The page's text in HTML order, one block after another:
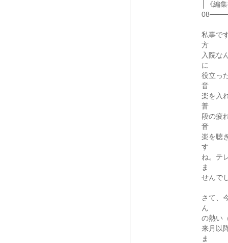
│《編
私事で
方
入院な
に
役立っ
音
楽を入
普
段の疲
音
楽を聴
す
ね。テ
ま
せんで
さて、
ん
の熱い
来月以
ま